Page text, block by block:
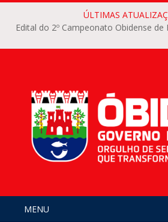
ÚLTIMAS
Edital do 2º Campeonato Obidense
MENU